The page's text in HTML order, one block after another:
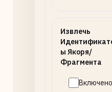
Извлечь
ы Якоря/
Фрагмента